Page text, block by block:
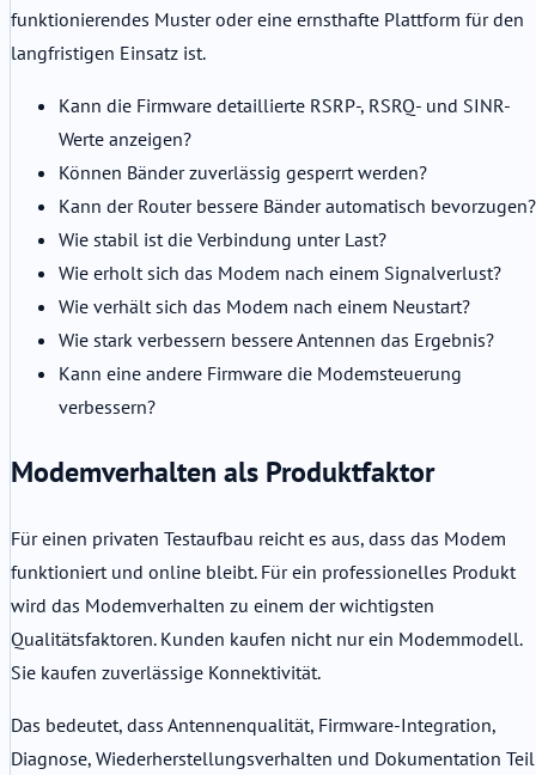
funktionierendes Muster oder eine ernsthafte Plattform für den
langfristigen Einsatz ist.
Kann die Firmware detaillierte RSRP-, RSRQ- und SINR-
Werte anzeigen?
Können Bänder zuverlässig gesperrt werden?
Kann der Router bessere Bänder automatisch bevorzugen?
Wie stabil ist die Verbindung unter Last?
Wie erholt sich das Modem nach einem Signalverlust?
Wie verhält sich das Modem nach einem Neustart?
Wie stark verbessern bessere Antennen das Ergebnis?
Kann eine andere Firmware die Modemsteuerung
verbessern?
Modemverhalten als Produktfaktor
Für einen privaten Testaufbau reicht es aus, dass das Modem
funktioniert und online bleibt. Für ein professionelles Produkt
wird das Modemverhalten zu einem der wichtigsten
Qualitätsfaktoren. Kunden kaufen nicht nur ein Modemmodell.
Sie kaufen zuverlässige Konnektivität.
Das bedeutet, dass Antennenqualität, Firmware-Integration,
Diagnose, Wiederherstellungsverhalten und Dokumentation Teil